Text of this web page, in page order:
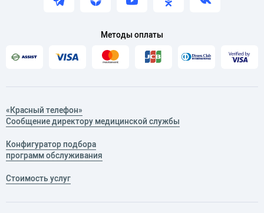
Методы оплаты
«Красный телефон»
Сообщение директору медицинской службы
Конфигуратор подбора
программ обслуживания
Стоимость услуг